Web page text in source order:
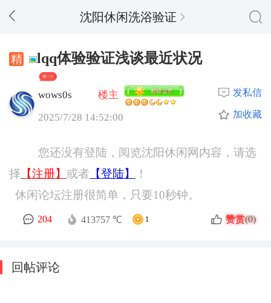
沈阳休闲洗浴验证
lqq体验验证浅谈最近状况
精 + 14
wows0s
楼主
2025/7/28 14:52:00
发私信
加收藏
您还没有登陆，阅览沈阳休闲网内容，请选
择 【注册】 或者 【登陆】
！
休闲论坛注册很简单，只要10秒钟。
204 413757 ℃ 1 赞赏(0)
回帖评论